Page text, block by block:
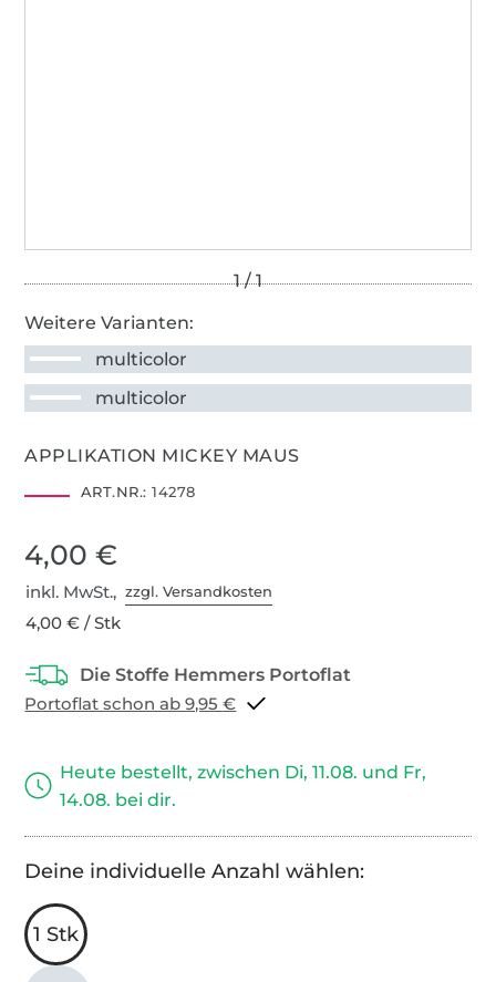
Weitere Varianten:
multicolor
multicolor
APPLIKATION MICKEY MAUS
ART.NR.: 14278
4,00 €
inkl. MwSt.,zzgl. Versandkosten
4,00 € / Stk
Portoflat schon ab 9,95 €
Heute bestellt, zwischen Di, 11.08. und Fr,
14.08. bei dir.
Deine individuelle Anzahl wählen:
1 Stk